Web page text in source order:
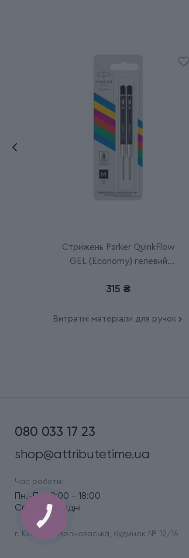
Стрижень Parker QuinkFlow
GEL (Economy) гелевий
315 ₴
Витратні матеріали для ручок
080 033 17 23
shop@attributetime.ua
Час роботи:
Пн.-Пт.: 9:00 - 18:00
Сб.-Нд.: вихідні
г. Київ, вул. Волноваська, будинок № 12/16